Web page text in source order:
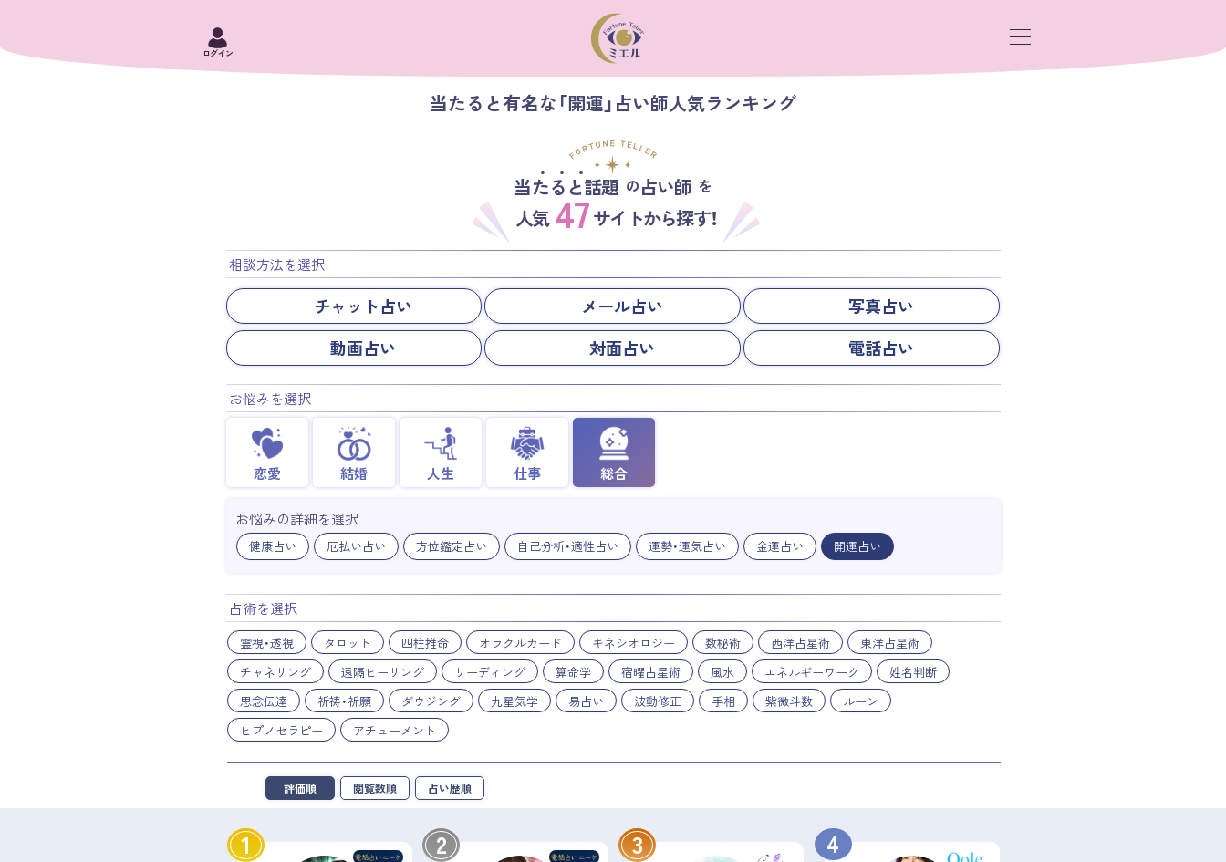
ログイン
当たると有名な「開運」占い師人気ランキング
当たると話題 の占い師 を
人気 47 サイトから探す！
相談方法を選択
チャット占い メール占い
写真占い
動画占い
対面占い 電話占い
お悩みを選択
恋愛 結婚 人生 仕事 総合
お悩みの詳細を選択
健康占い 厄払い占い 方位鑑定占い 自己分析・適性占い 運勢・運気占い 金運占い 開運占い
占術を選択
霊視・透視 タロット 四柱推命 オラクルカード キネシオロジー 数秘術 西洋占星術
東洋占星術
チャネリング
遠隔ヒーリング リーディング 算命学 宿曜占星術 風水 エネルギーワーク
姓名判断
思念伝達
祈祷・祈願 ダウジング 九星気学 易占い 波動修正 手相 紫微斗数
ルーン
ヒプノセラピー
アチューメント
評価順 閲覧数順 占い歴順
1 2 3 4